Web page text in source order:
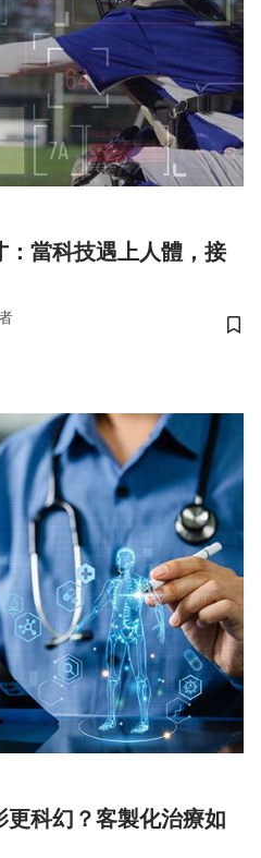
當科技遇上人體，接
儲
科幻？客製化治療如